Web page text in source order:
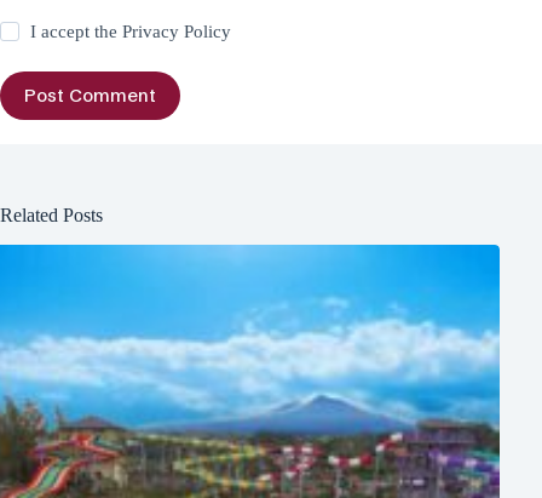
I accept thePrivacy Policy
Post Comment
Related Posts